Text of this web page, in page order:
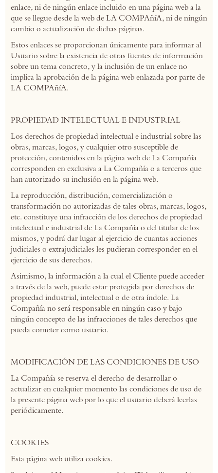
enlace, ni de ningún enlace incluido en una página web a la
que se llegue desde la web de LA COMPAñíA, ni de ningún
cambio o actualización de dichas páginas.
Estos enlaces se proporcionan únicamente para informar al
Usuario sobre la existencia de otras fuentes de información
sobre un tema concreto, y la inclusión de un enlace no
implica la aprobación de la página web enlazada por parte de
LA COMPAñíA.
PROPIEDAD INTELECTUAL E INDUSTRIAL
Los derechos de propiedad intelectual e industrial sobre las
obras, marcas, logos, y cualquier otro susceptible de
protección, contenidos en la página web de La Compañía
corresponden en exclusiva a La Compañía o a terceros que
han autorizado su inclusión en la página web.
La reproducción, distribución, comercialización o
transformación no autorizadas de tales obras, marcas, logos,
etc. constituye una infracción de los derechos de propiedad
intelectual e industrial de La Compañía o del titular de los
mismos, y podrá dar lugar al ejercicio de cuantas acciones
judiciales o extrajudiciales les pudieran corresponder en el
ejercicio de sus derechos.
Asimismo, la información a la cual el Cliente puede acceder
a través de la web, puede estar protegida por derechos de
propiedad industrial, intelectual o de otra índole. La
Compañía no será responsable en ningún caso y bajo
ningún concepto de las infracciones de tales derechos que
pueda cometer como usuario.
MODIFICACIÓN DE LAS CONDICIONES DE USO
La Compañía se reserva el derecho de desarrollar o
actualizar en cualquier momento las condiciones de uso de
la presente página web por lo que el usuario deberá leerlas
periódicamente.
COOKIES
Esta página web utiliza cookies.